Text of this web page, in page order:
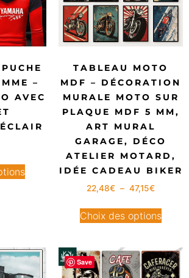
–
AVEC
TABLEAU MOTO
MDF – DÉCORATION
MURALE MOTO SUR
PLAQUE MDF 5 MM,
ART MURAL
GARAGE, DÉCO
ATELIER MOTARD,
IDÉE CADEAU BIKER
22,48€ – 47,15€
Choix des options
Save